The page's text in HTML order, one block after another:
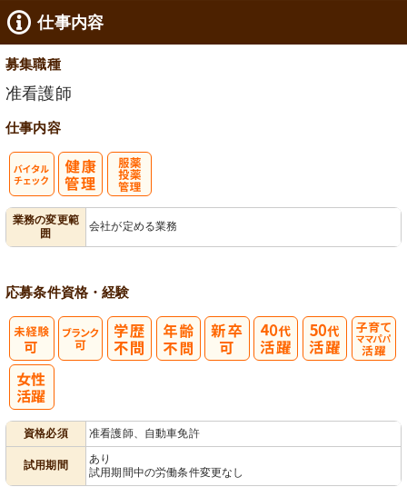
仕事内容
募集職種
准看護師
仕事内容
業務の変更範
囲
会社が定める業務
応募条件資格・経験
資格必須 准看護師、自動車免許
試用期間
あり
試用期間中の労働条件変更なし